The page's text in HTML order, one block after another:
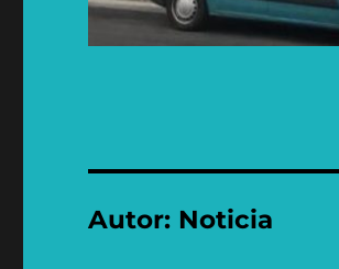
Autor: Noticia